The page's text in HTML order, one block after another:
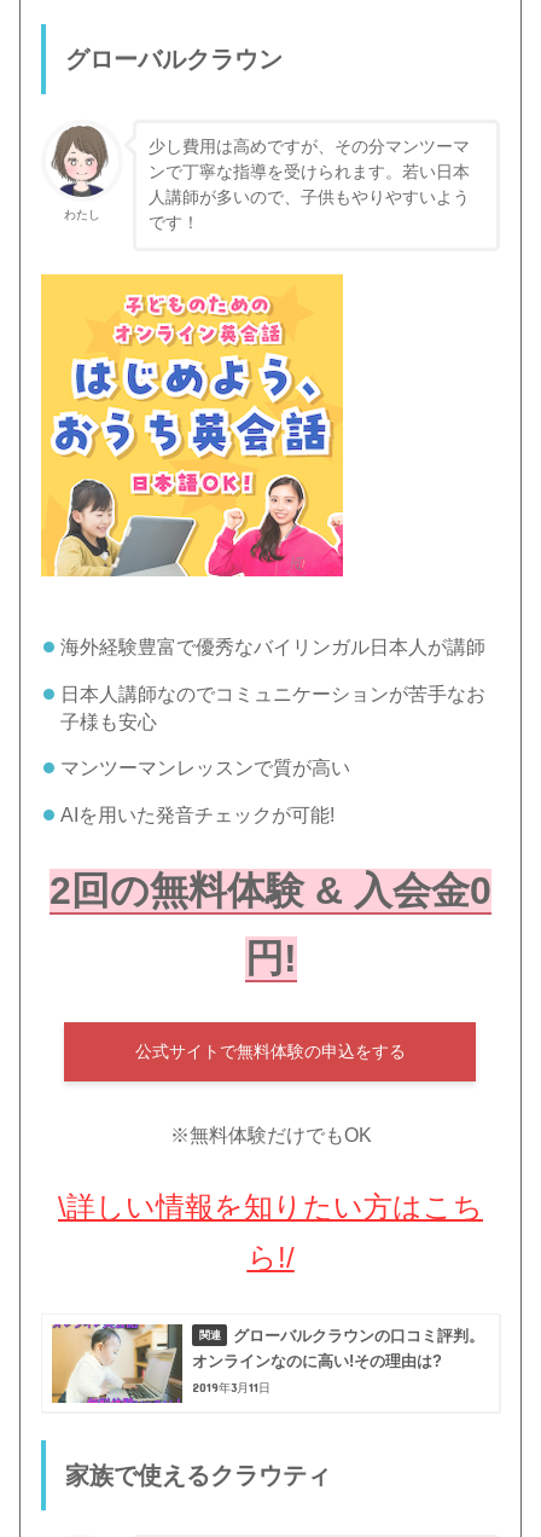
グローバルクラウン
わたし
少し費用は高めですが、その分マンツーマ
ンで丁寧な指導を受けられます。若い日本
人講師が多いので、子供もやりやすいよう
です！
海外経験豊富で優秀なバイリンガル日本人が講師
日本人講師なのでコミュニケーションが苦手なお
子様も安心
マンツーマンレッスンで質が高い
AIを用いた発音チェックが可能!
2回の無料体験 & 入会金0
円!
公式サイトで無料体験の申込をする
※無料体験だけでもOK
\詳しい情報を知りたい方はこち
ら!/
グローバルクラウンの口コミ評判。
オンラインなのに高い!その理由は?
2019年3月11日
家族で使えるクラウティ